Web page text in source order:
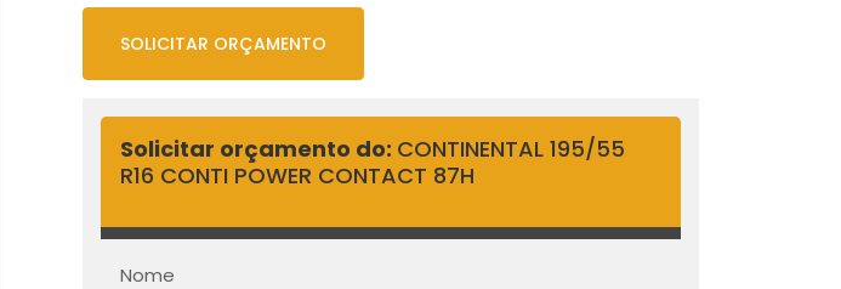
SOLICITAR ORÇAMENTO
Solicitar orçamento do: CONTINENTAL 195/55
R16 CONTI POWER CONTACT 87H
Nome